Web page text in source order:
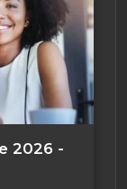
2026 -